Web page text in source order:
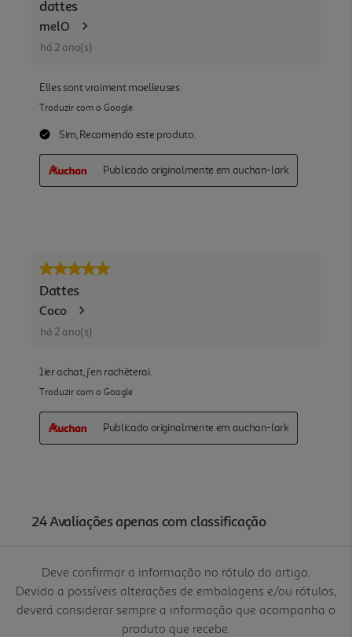
Deve confirmar a informação no rótulo do artigo.
Devido a possíveis alterações de embalagens e/ou rótulos,
deverá considerar sempre a informação que acompanha o
produto que recebe.